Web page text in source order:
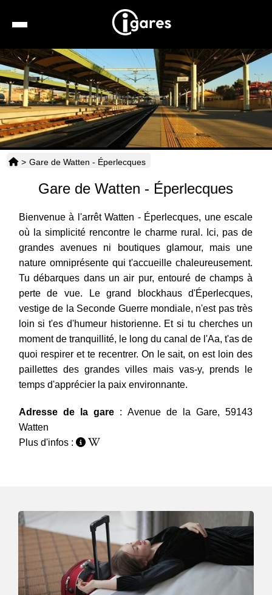
Recherche
Location de voiture
Hôtels
Taxis
Horaires
> Gare de Watten - Éperlecques
Gare de Watten - Éperlecques
Bienvenue à l'arrêt Watten - Éperlecques, une escale
où la simplicité rencontre le charme rural. Ici, pas de
grandes avenues ni boutiques glamour, mais une
nature omniprésente qui t'accueille chaleureusement.
Tu débarques dans un air pur, entouré de champs à
perte de vue. Le grand blockhaus d'Éperlecques,
vestige de la Seconde Guerre mondiale, n'est pas très
loin si t'es d'humeur historienne. Et si tu cherches un
moment de tranquillité, le long du canal de l'Aa, t'as de
quoi respirer et te recentrer. On le sait, on est loin des
paillettes des grandes villes mais vas-y, prends le
temps d'apprécier la paix environnante.
Adresse de la gare : Avenue de la Gare, 59143
Watten
Plus d'infos :